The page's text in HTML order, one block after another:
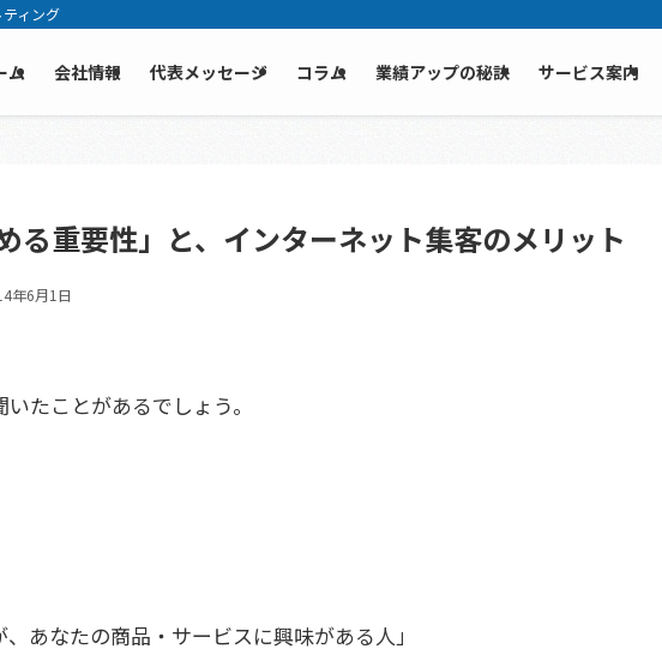
ィング
ム 会社情報 代表メッセージ コラム 業績アップの秘訣 サービス案内
る重要性」と、インターネット集客のメリット
年6月1日
たことがあるでしょう。
あなたの商品・サービスに興味がある人」